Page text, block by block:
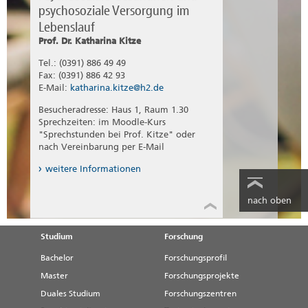
Kitze, K., Günther, L., Winkler, D. &
Angermeyer, M.C. (2008). Preoperative
predictors indicating ability to work for
herniated disc patients. Zentralblatt für
Neurochirurgie, 69(1): 7-13.
Kitze, K. & Kuske, B. (2008).
Schwangerschaft und Geburt. In H. Berth, F.
Psychologie und Medizinische Soziologie
von A bis Z. Göttingen: Hogrefe.
Kuske, B. & Kitze, K. (2008). Depression. In
Medizinische Psychologie und Medizinische
Kitze, K., Rust, V. & Angermeyer, M.C.
(2007). Schmerzbeeinträchtigung und
Funktionsfähigkeit von
Bandscheibenoperierten im
46 (6): 333-339.
Heider, D., Kitze, K., Zieger, M., Riedel-
Heller, S.G. & Angermeyer, M.C. (2007)
Health-related quality of life in patients
psychosoziale Versorgung im
Lebenslauf
Prof. Dr. Katharina Kitze
Tel.: (0391) 886 49 49
Fax: (0391) 886 42 93
E-Mail: katharina.kitze@h2.de
Besucheradresse: Haus 1, Raum 1.30
Sprechzeiten: im Moodle-Kurs
"Sprechstunden bei Prof. Kitze" oder
nach Vereinbarung per E-Mail
weitere Informationen
nach oben
Studium
Bachelor
Master
Duales Studium
Forschung
Forschungsprofil
Forschungsprojekte
Forschungszentren